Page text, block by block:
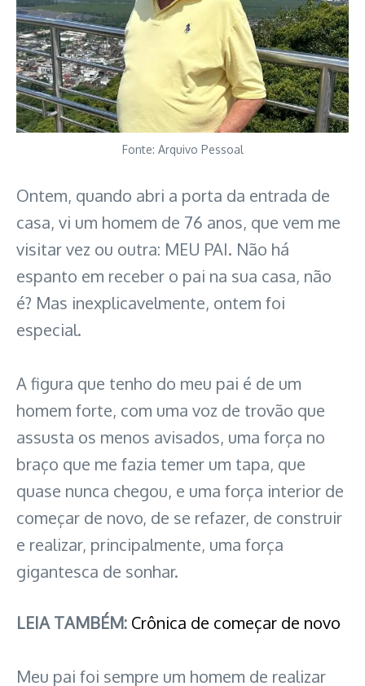
Fonte: Arquivo Pessoal
Ontem, quando abri a porta da entrada de
casa, vi um homem de 76 anos, que vem me
visitar vez ou outra: MEU PAI. Não há
espanto em receber o pai na sua casa, não
é? Mas inexplicavelmente, ontem foi
especial.
A figura que tenho do meu pai é de um
homem forte, com uma voz de trovão que
assusta os menos avisados, uma força no
braço que me fazia temer um tapa, que
quase nunca chegou, e uma força interior de
começar de novo, de se refazer, de construir
e realizar, principalmente, uma força
gigantesca de sonhar.
LEIA TAMBÉM: Crônica de começar de novo
Meu pai foi sempre um homem de realizar